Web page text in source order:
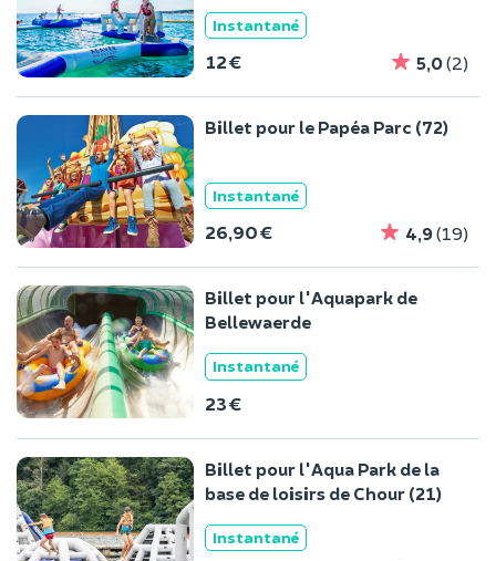
Instantané
12 € 5,0(2)
Billet pour le Papéa Parc (72)
Instantané
26,90 € 4,9(19)
Billet pour l'Aquapark de
Bellewaerde
Instantané
23 €
Billet pour l'Aqua Park de la
base de loisirs de Chour (21)
Instantané